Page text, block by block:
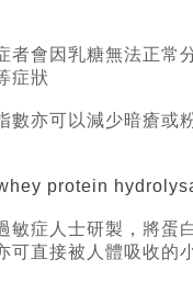
者會因乳糖無法正常
症狀
數亦可以減少暗瘡或
protein
敏症人士研製，將蛋
可直接被人體吸收的